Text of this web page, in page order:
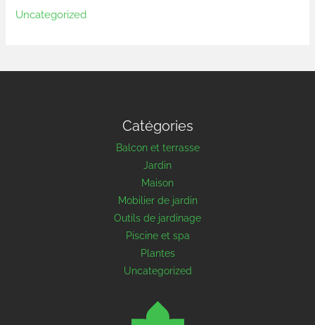
Uncategorized
Catégories
Balcon et terrasse
Jardin
Maison
Mobilier de jardin
Outils de jardinage
Piscine et spa
Plantes
Uncategorized